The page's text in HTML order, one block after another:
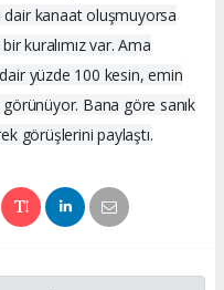
dair kanaat oluşmuyorsa
kuralımız var. Ama
yüzde 100 kesin, emin
Bana göre sanık
görüşlerini paylaştı.